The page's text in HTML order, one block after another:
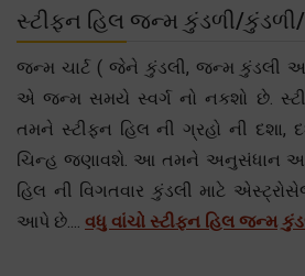
સ્ટીફન હિલ જન્મ કુંડળી/
જન્મ ચાર્ટ ( જેને કુંડલી, જન્મ કુંડલી
એ જન્મ સમયે સ્વર્ગ નો નકશો છે.
તમને સ્ટીફન હિલ ની ગ્રહો ની દશા,
ચિન્હ જણાવશે. આ તમને અનુસંધાન અને
હિલ ની વિગતવાર કુંડલી માટે
આપે છે.... વધુ વાંચો સ્ટીફન હિલ જન્મ